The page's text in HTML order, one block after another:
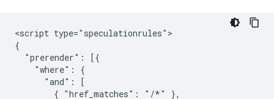
<script type="speculationrules">
{
  "prerender": [{
    "where": {
      "and": [
        { "href_matches": "/*" },